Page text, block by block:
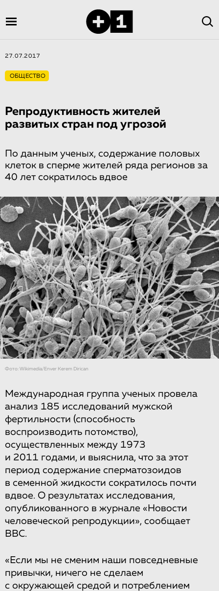
27.07.2017
ОБЩЕСТВО
Репродуктивность жителей
развитых стран под угрозой
По данным ученых, содержание половых
клеток в сперме жителей ряда регионов за
40 лет сократилось вдвое
Фото: Wikimedia/Enver Kerem Dirican
Международная группа ученых провела
анализ 185 исследований мужской
фертильности (способность
воспроизводить потомство),
осуществленных между 1973
и 2011 годами, и выяснила, что за этот
период содержание сперматозоидов
в семенной жидкости сократилось почти
вдвое. О результатах исследования,
опубликованного в журнале «Новости
человеческой репродукции», сообщает
ВВС.
«Если мы не сменим наши повседневные
привычки, ничего не сделаем
с окружающей средой и потреблением